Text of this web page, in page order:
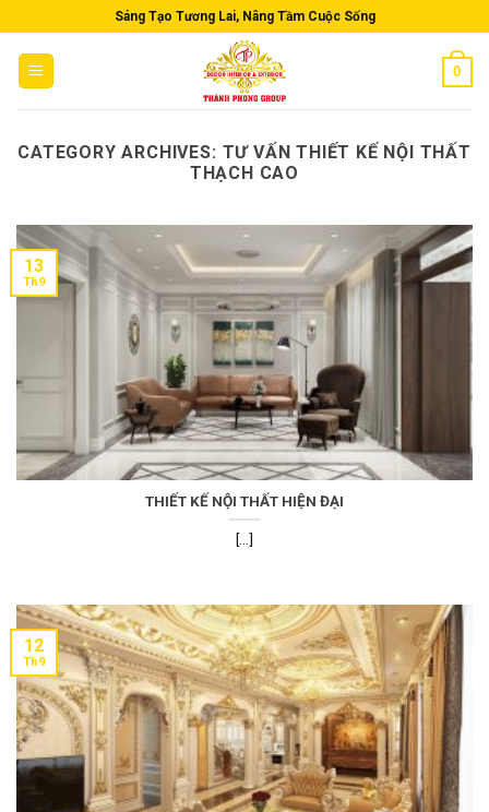
to
content
Sáng Tạo Tương Lai, Nâng Tầm Cuộc Sống
0
CATEGORY ARCHIVES: TƯ VẤN THIẾT KẾ NỘI THẤT
THẠCH CAO
THIẾT KẾ NỘI THẤT HIỆN ĐẠI
[...]
13
Th9
12
Th9